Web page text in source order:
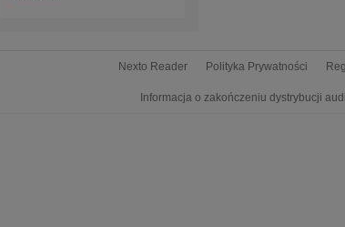
Nexto Reader Polityka Prywatności
Informacja o zakończeniu dystrybucji